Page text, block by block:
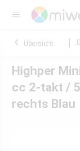
Übersicht
Highper
cc 2-takt /
rechts Blau